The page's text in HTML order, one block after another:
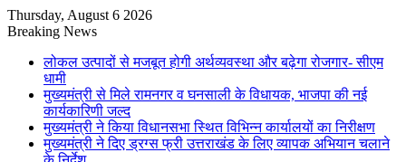
Thursday, August 6 2026
Breaking News
लोकल उत्पादों से मजबूत होगी अर्थव्यवस्था और बढ़ेगा रोजगार- सीएम
धामी
मुख्यमंत्री से मिले रामनगर व घनसाली के विधायक, भाजपा की नई
कार्यकारिणी जल्द
मुख्यमंत्री ने किया विधानसभा स्थित विभिन्न कार्यालयों का निरीक्षण
मुख्यमंत्री ने दिए ड्रग्स फ्री उत्तराखंड के लिए व्यापक अभियान चलाने